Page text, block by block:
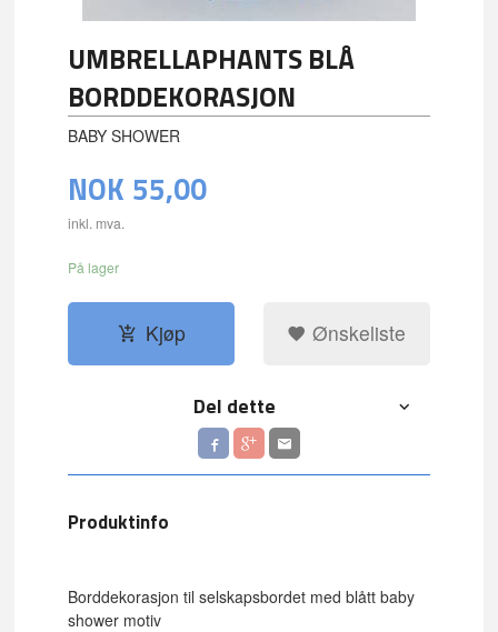
UMBRELLAPHANTS BLÅ
BORDDEKORASJON
BABY SHOWER
NOK 55,00
inkl. mva.
På lager
Kjøp Ønskeliste
Del dette
Produktinfo
Borddekorasjon til selskapsbordet med blått baby
shower motiv